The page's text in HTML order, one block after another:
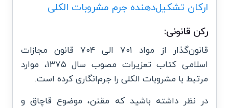
ارکان تشکیل‌دهنده جرم مشروبات الکلی
رکن قانونی:
قانون‌گذار از مواد ۷۰۱ الی ۷۰۴ قانون مجازات
اسلامی کتاب تعزیرات مصوب سال ۱۳۷۵، موارد
مرتبط با مشروبات الکلی را جرم‌انگاری کرده است.
در نظر داشته باشید که مقنن، موضوع قاچاق و